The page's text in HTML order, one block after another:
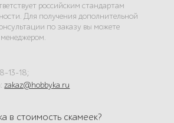
российским стандартам
Для получения дополнительной
по заказу вы можете
13-18;
zakaz@hobbyka.ru
в стоимость скамеек?